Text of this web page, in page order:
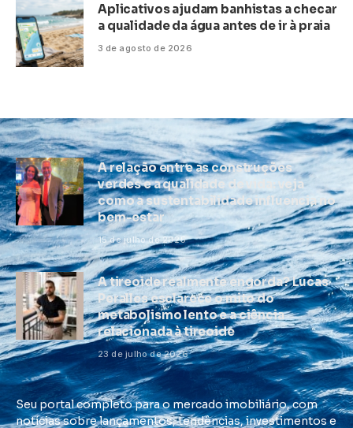
Aplicativos ajudam banhistas a checar
a qualidade da água antes de ir à praia
3 de agosto de 2026
A relação entre as construções
verdes e a qualidade de vida: veja
como a sustentabilidade influencia no
bem-estar
15 de julho de 2025
A tireoide realmente engorda? Lucas
Peralles esclarece o mito do
metabolismo lento e a ciência
relacionada à tireoide
23 de julho de 2026
Seu portal completo para o mercado imobiliário, com
notícias sobre lançamentos, tendências, investimentos e